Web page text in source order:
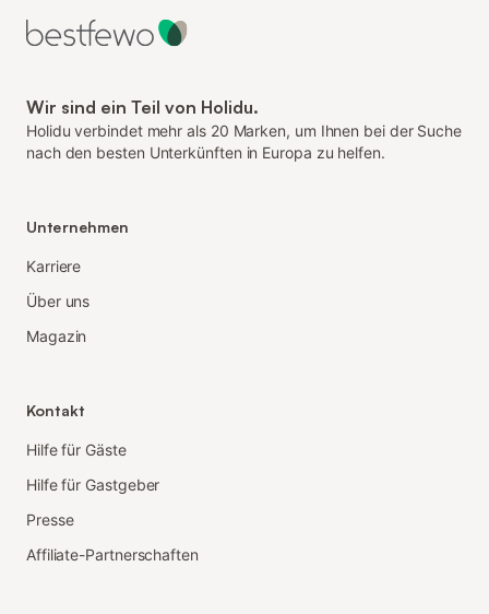
Wir sind ein Teil von Holidu.
Holidu verbindet mehr als 20 Marken, um Ihnen bei der Suche
nach den besten Unterkünften in Europa zu helfen.
Unternehmen
Karriere
Über uns
Magazin
Kontakt
Hilfe für Gäste
Hilfe für Gastgeber
Presse
Affiliate-Partnerschaften